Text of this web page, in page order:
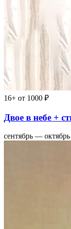
16+ от 1000 ₽
Двое в небе +
сентябрь — октябрь